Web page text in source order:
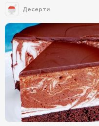
Десерти